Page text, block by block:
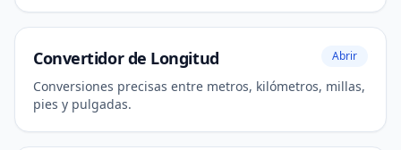
Convertidor de Longitud Abrir
Conversiones precisas entre metros, kilómetros, millas,
pies y pulgadas.